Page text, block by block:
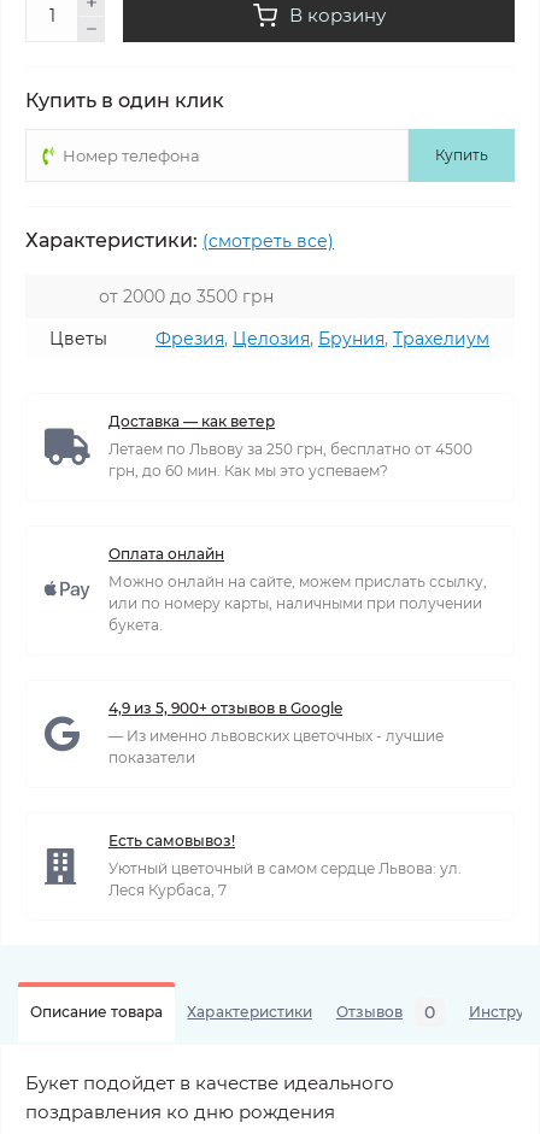
В корзину
Купить в один клик
Купить
Характеристики: (смотреть все)
от 2000 до 3500 грн
Цветы
Фрезия, Целозия, Бруния, Трахелиум
Доставка — как ветер
Летаем по Львову за 250 грн, бесплатно от 4500
грн, до 60 мин. Как мы это успеваем?
Оплата онлайн
Можно онлайн на сайте, можем прислать ссылку,
или по номеру карты, наличными при получении
букета.
4,9 из 5, 900+ отзывов в Google
— Из именно львовских цветочных - лучшие
показатели
Есть самовывоз!
Уютный цветочный в самом сердце Львова: ул.
Леся Курбаса, 7
Описание товара Характеристики Отзывов 0
Букет подойдет в качестве идеального
поздравления ко дню рождения